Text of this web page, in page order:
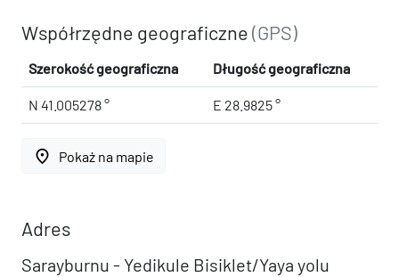
Współrzędne geograficzne(GPS)
Szerokość geograficzna Długość geograficzna
N 41.005278 ° E 28.9825 °
place Pokaż na mapie
Adres
Sarayburnu - Yedikule Bisiklet/Yaya yolu